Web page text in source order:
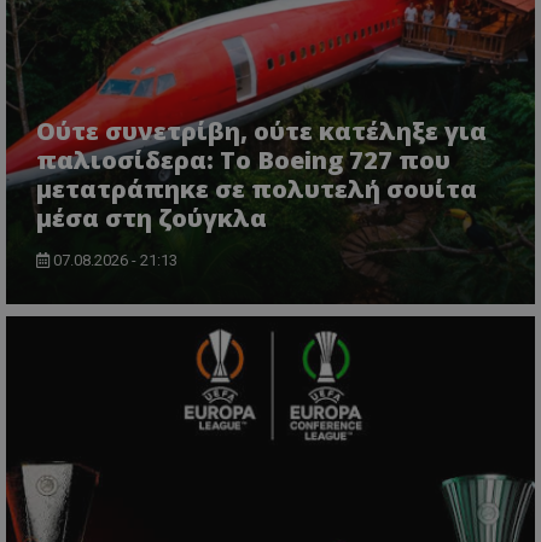
Ούτε συνετρίβη, ούτε κατέληξε για
παλιοσίδερα: Το Boeing 727 που
μετατράπηκε σε πολυτελή σουίτα
μέσα στη ζούγκλα
07.08.2026 - 21:13